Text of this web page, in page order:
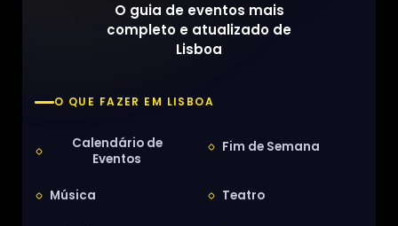
O guia de eventos mais
completo e atualizado de
Lisboa
O QUE FAZER EM LISBOA
Calendário de
Eventos
Fim de Semana
Música Teatro